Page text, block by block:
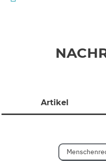
Artikel